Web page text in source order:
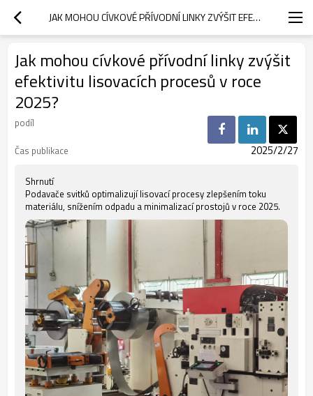
JAK MOHOU CÍVKOVÉ PŘÍVODNÍ LINKY ZVÝŠIT EFEKTIVITU LISOVACÍCH PROCESŮ V ROCE 2025?
Jak mohou cívkové přívodní linky zvýšit
efektivitu lisovacích procesů v roce
2025?
podíl
Čas publikace
2025/2/27
Shrnutí
Podavače svitků optimalizují lisovací procesy zlepšením toku
materiálu, snížením odpadu a minimalizací prostojů v roce 2025.